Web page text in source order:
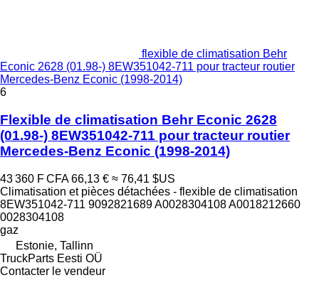
flexible de climatisation Behr
Econic 2628 (01.98-) 8EW351042-711 pour tracteur routier
Mercedes-Benz Econic (1998-2014)
6
Flexible de climatisation Behr Econic 2628
(01.98-) 8EW351042-711 pour tracteur routier
Mercedes-Benz Econic (1998-2014)
43 360 F CFA 66,13 € ≈ 76,41 $US
Climatisation et pièces détachées - flexible de climatisation
8EW351042-711 9092821689 A0028304108 A0018212660
0028304108
gaz
Estonie, Tallinn
TruckParts Eesti OÜ
Contacter le vendeur